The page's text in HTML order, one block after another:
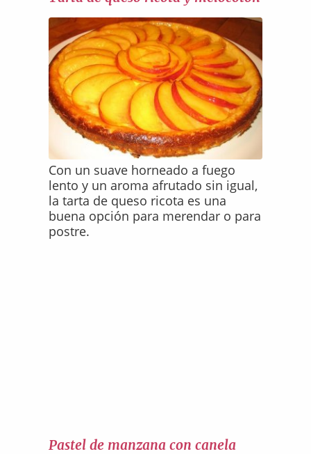
Con un suave horneado a fuego
lento y un aroma afrutado sin igual,
la tarta de queso ricota es una
buena opción para merendar o para
postre.
Pastel de manzana con canela